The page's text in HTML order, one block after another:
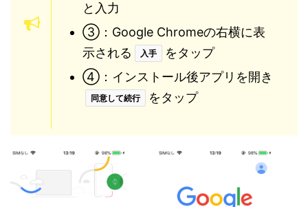
と入力
③：Google Chromeの右横に表
示される
入手
をタップ
④：インストール後アプリを開き
同意して続行 をタップ